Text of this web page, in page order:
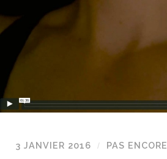
3 JANVIER 2016 / PAS